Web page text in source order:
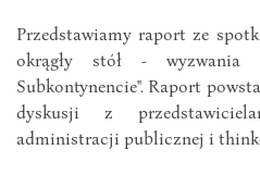
Przedstawiamy raport ze
okrągły stół -
Subkontynencie". Raport
dyskusji z
administracji publicznej i